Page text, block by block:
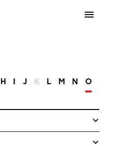
H I J K L M N O